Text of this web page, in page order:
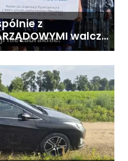
z
walczą